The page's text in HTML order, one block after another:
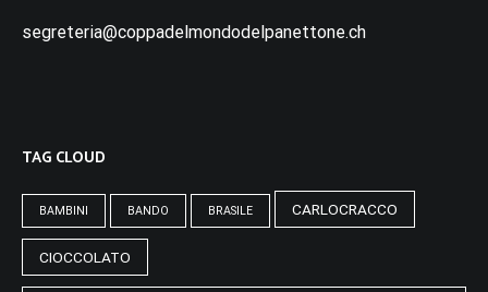
segreteria@coppadelmondodelpanettone.ch
TAG CLOUD
BAMBINI BANDO BRASILE CARLOCRACCO
CIOCCOLATO